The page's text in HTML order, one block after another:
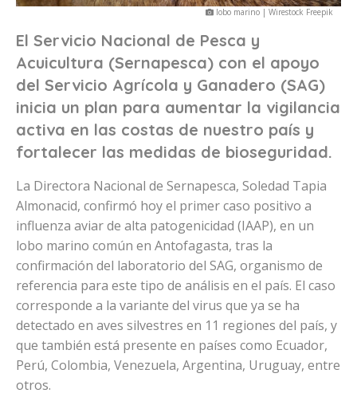
lobo marino | Wirestock Freepik
El Servicio Nacional de Pesca y
Acuicultura (Sernapesca) con el apoyo
del Servicio Agrícola y Ganadero (SAG)
inicia un plan para aumentar la vigilancia
activa en las costas de nuestro país y
fortalecer las medidas de bioseguridad.
La Directora Nacional de Sernapesca, Soledad Tapia
Almonacid, confirmó hoy el primer caso positivo a
influenza aviar de alta patogenicidad (IAAP), en un
lobo marino común en Antofagasta, tras la
confirmación del laboratorio del SAG, organismo de
referencia para este tipo de análisis en el país. El caso
corresponde a la variante del virus que ya se ha
detectado en aves silvestres en 11 regiones del país, y
que también está presente en países como Ecuador,
Perú, Colombia, Venezuela, Argentina, Uruguay, entre
otros.